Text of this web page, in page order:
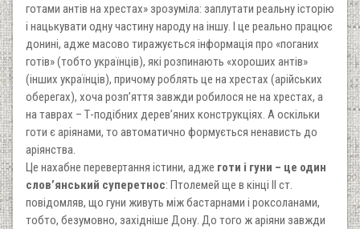
готами антів на хрестах» зрозуміла: заплутати реальну історію
і нацькувати одну частину народу на іншу. І це реально працює
донині, адже масово тиражується інформація про «поганих
готів» (тобто українців), які розпинають «хороших антів»
(інших українців), причому роблять це на хрестах (арійських
оберегах), хоча розп’яття завжди робилося не на хрестах, а
на таврах – Т-подібних дерев’яних конструкціях. А оскільки
готи є аріянами, то автоматично формується ненависть до
аріянства.
Це нахабне перевертання істини, адже готи і гуни – це один
слов’янський суперетнос: Птолемей ще в кінці II ст.
повідомляв, що гуни живуть між бастарнами і роксоланами,
тобто, безумовно, західніше Дону. До того ж аріяни завжди